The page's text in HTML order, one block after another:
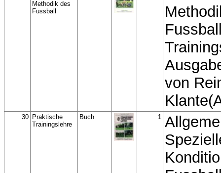
Methodik des
Fussball
von
30 Praktische
Trainingslehre
Buch 1